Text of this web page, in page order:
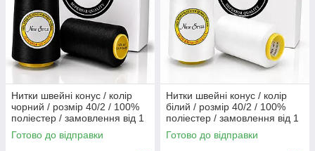
Нитки швейні конус / колір
чорний / розмір 40/2 / 100%
поліестер / замовлення від 1
бобіни
Готово до відправки
Нитки швейні конус / колір
білий / розмір 40/2 / 100%
поліестер / замовлення від 1
бобіни
Готово до відправки